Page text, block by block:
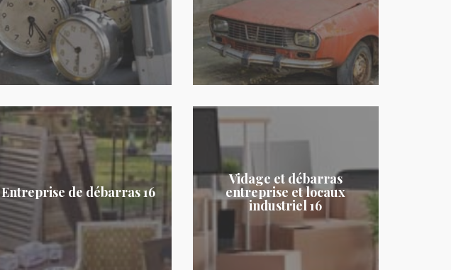
Entreprise de débarras 16
Vidage et débarras
entreprise et locaux
industriel 16